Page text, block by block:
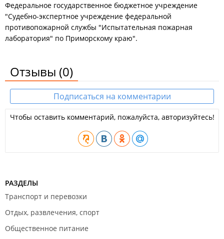
Федеральное государственное бюджетное учреждение
"Судебно-экспертное учреждение федеральной
противопожарной службы "Испытательная пожарная
лаборатория" по Приморскому краю".
Отзывы (0)
Подписаться на комментарии
Чтобы оставить комментарий, пожалуйста, авторизуйтесь!
РАЗДЕЛЫ
Транспорт и перевозки
Отдых, развлечения, спорт
Общественное питание